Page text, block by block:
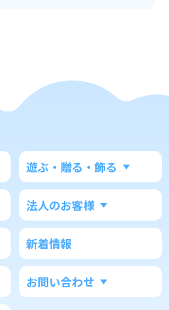
遊ぶ・贈る・飾る
法人のお客様
新着情報
お問い合わせ